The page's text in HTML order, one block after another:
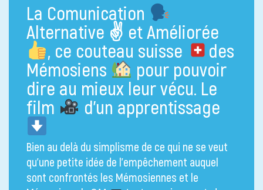
La Comunication
Alternative ✌ et Améliorée
, ce couteau suisse
des
Mémosiens
pour pouvoir
dire au mieux leur vécu. Le
film
d’un apprentissage
Bien au delà du simplisme de ce qui ne se veut
qu’une petite idée de l’empêchement auquel
sont confrontés les Mémosiennes et le